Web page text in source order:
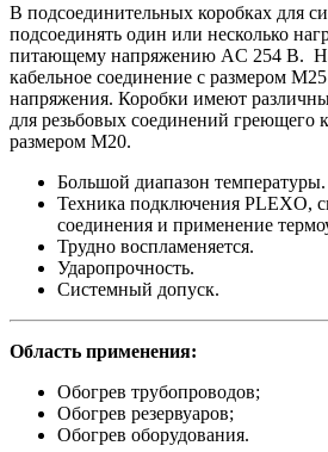
В подсоединительных коробках для
подсоединять один или несколько
питающему напряжению AC 254 В.
кабельное соединение с размером
напряжения. Коробки имеют
для резьбовых соединений греющего
размером M20.
Большой диапазон температуры.
Техника подключения PLEXO,
соединения и применение
Трудно воспламеняется.
Ударопрочность.
Системный допуск.
Область применения:
Обогрев трубопроводов;
Обогрев резервуаров;
Обогрев оборудования.